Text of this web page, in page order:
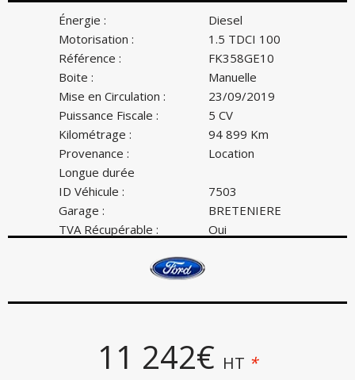
Énergie :
Diesel
Motorisation :
1.5 TDCI 100
Référence :
FK358GE10
Boite :
Manuelle
Mise en Circulation :
23/09/2019
Puissance Fiscale :
5 CV
Kilométrage :
94 899 Km
Provenance :
Location
Longue durée
ID Véhicule :
7503
Garage :
BRETENIERE
TVA Récupérable :
Oui
11 242€ HT *